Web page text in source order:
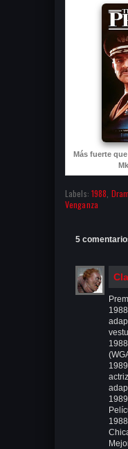
Más fuerte
Labels: 1988
Venganza
5